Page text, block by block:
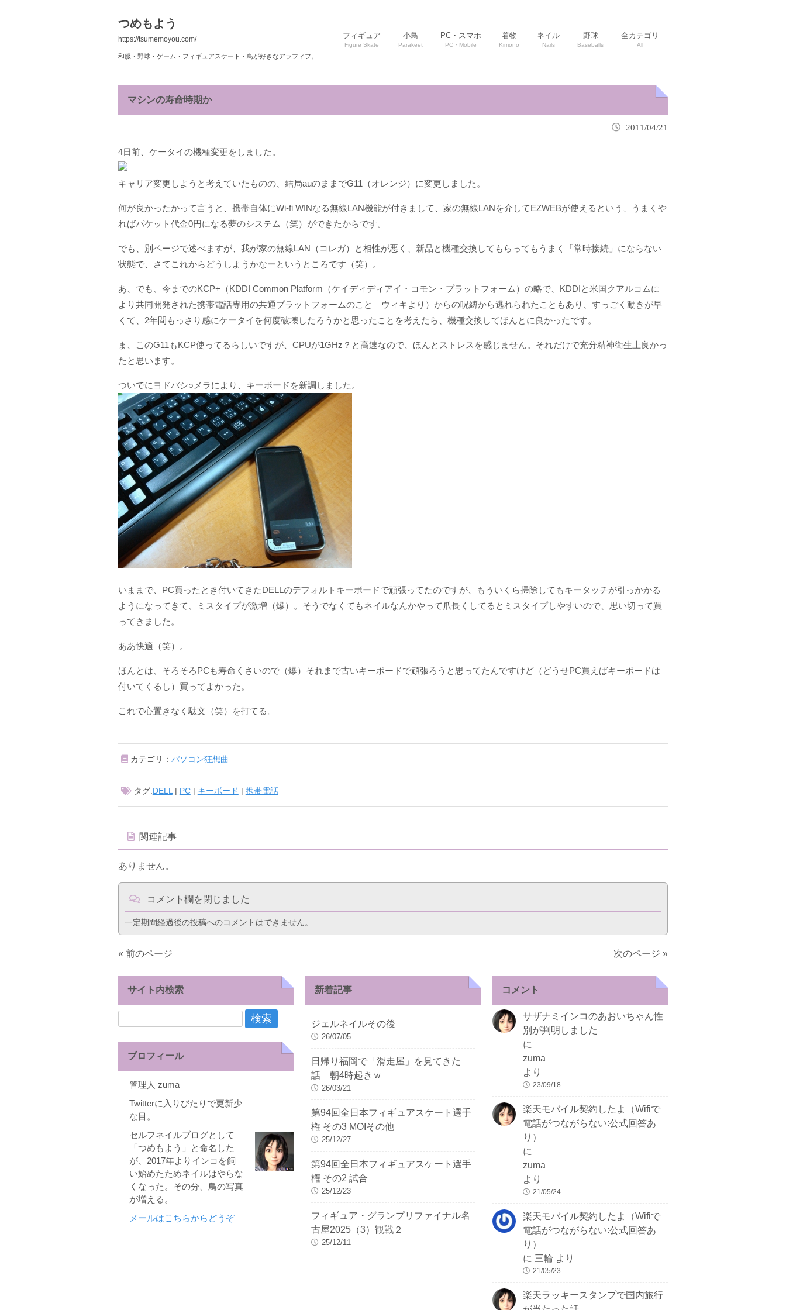
つめもよう
https://tsumemoyou.com/
和服・野球・ゲーム・フィギュアスケート・鳥が好きなアラフィフ。
フィギュア
Figure Skate
小鳥
Parakeet
PC・スマホ
PC・Mobile
着物
Kimono
ネイル
Nails
野球
Baseballs
全カテゴリ
All
マシンの寿命時期か
2011/04/21
4日前、ケータイの機種変更をしました。
キャリア変更しようと考えていたものの、結局auのままでG11（オレンジ）に変更しました。
何が良かったかって言うと、携帯自体にWi-fi WINなる無線LAN機能が付きまして、家の無線LANを介してEZWEBが使えるという、うまくや
ればパケット代金0円になる夢のシステム（笑）ができたからです。
でも、別ページで述べますが、我が家の無線LAN（コレガ）と相性が悪く、新品と機種交換してもらってもうまく「常時接続」にならない
状態で、さてこれからどうしようかなーというところです（笑）。
あ、でも、今までのKCP+（KDDI Common Platform（ケイディディアイ・コモン・プラットフォーム）の略で、KDDIと米国クアルコムに
より共同開発された携帯電話専用の共通プラットフォームのこと ウィキより）からの呪縛から逃れられたこともあり、すっごく動きが早
くて、2年間もっさり感にケータイを何度破壊したろうかと思ったことを考えたら、機種交換してほんとに良かったです。
ま、このG11もKCP使ってるらしいですが、CPUが1GHz？と高速なので、ほんとストレスを感じません。それだけで充分精神衛生上良かっ
たと思います。
ついでにヨドバシ○メラにより、キーボードを新調しました。
いままで、PC買ったとき付いてきたDELLのデフォルトキーボードで頑張ってたのですが、もういくら掃除してもキータッチが引っかかる
ようになってきて、ミスタイプが激増（爆）。そうでなくてもネイルなんかやって爪長くしてるとミスタイプしやすいので、思い切って買
ってきました。
ああ快適（笑）。
ほんとは、そろそろPCも寿命くさいので（爆）それまで古いキーボードで頑張ろうと思ってたんですけど（どうせPC買えばキーボードは
付いてくるし）買ってよかった。
これで心置きなく駄文（笑）を打てる。
カテゴリ： パソコン狂想曲
タグ:DELL | PC| キーボード | 携帯電話
関連記事
ありません。
コメント欄を閉じました
一定期間経過後の投稿へのコメントはできません。
« 前のページ 次のページ »
サイト内検索
索:
プロフィール
管理人 zuma
Twitterに入りびたりで更新少
な目。
セルフネイルブログとして
「つめもよう」と命名した
が、2017年よりインコを飼
い始めたためネイルはやらな
くなった。その分、鳥の写真
が増える。
メールはこちらからどうぞ
新着記事
ジェルネイルその後
26/07/05
日帰り福岡で「滑走屋」を見てきた
話 朝4時起きｗ
26/03/21
第94回全日本フィギュアスケート選手
権 その3 MOIその他
25/12/27
第94回全日本フィギュアスケート選手
権 その2 試合
25/12/23
フィギュア・グランプリファイナル名
古屋2025（3）観戦２
25/12/11
コメント
サザナミインコのあおいちゃん性
別が判明しました
に
zuma
より
23/09/18
楽天モバイル契約したよ（Wifiで
電話がつながらない:公式回答あ
り）
に
zuma
より
21/05/24
楽天モバイル契約したよ（Wifiで
電話がつながらない:公式回答あ
り）
に 三輪 より
21/05/23
楽天ラッキースタンプで国内旅行